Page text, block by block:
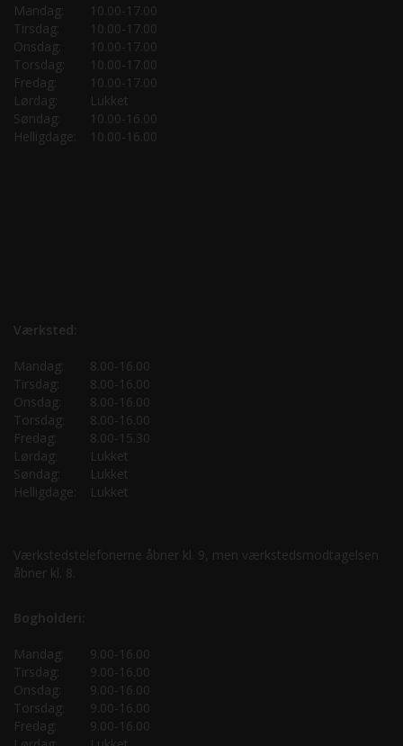
Mandag:
10.00-17.00
Tirsdag:
10.00-17.00
Onsdag:
10.00-17.00
Torsdag:
10.00-17.00
Fredag:
10.00-17.00
Lørdag:
Lukket
Søndag:
10.00-16.00
Helligdage:
10.00-16.00
Værksted:
Mandag:
8.00-16.00
Tirsdag:
8.00-16.00
Onsdag:
8.00-16.00
Torsdag:
8.00-16.00
Fredag:
8.00-15.30
Lørdag:
Lukket
Søndag:
Lukket
Helligdage:
Lukket
Værkstedstelefonerne åbner kl. 9, men værkstedsmodtagelsen
åbner kl. 8.
Bogholderi:
Mandag:
9.00-16.00
Tirsdag:
9.00-16.00
Onsdag:
9.00-16.00
Torsdag:
9.00-16.00
Fredag:
9.00-16.00